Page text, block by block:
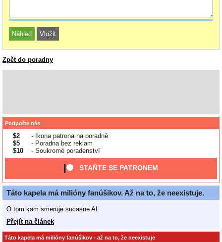
Zpět do poradny
Podpořte nás
$2
- Ikona patrona na poradně
$5
- Poradna bez reklam
$10
- Soukromé poradenství
STAŇTE SE PATRONEM
Táto kapela má milióny fanúšikov. Až na to, že neexistuje.
O tom kam smeruje sucasne AI.
Přejít na článek
Táto kapela má milióny fanúšikov - až na to, že neexistuje